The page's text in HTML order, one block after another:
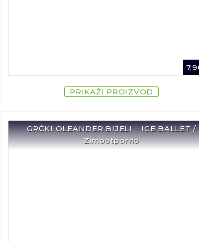
7,90
PRIKAŽI PROIZVOD
GRČKI OLEANDER BIJELI – ICE BALLET /
Zimootporno